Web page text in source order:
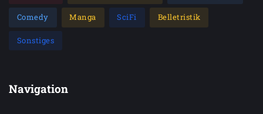
Comedy Manga SciFi Belletristik
Sonstiges
Navigation